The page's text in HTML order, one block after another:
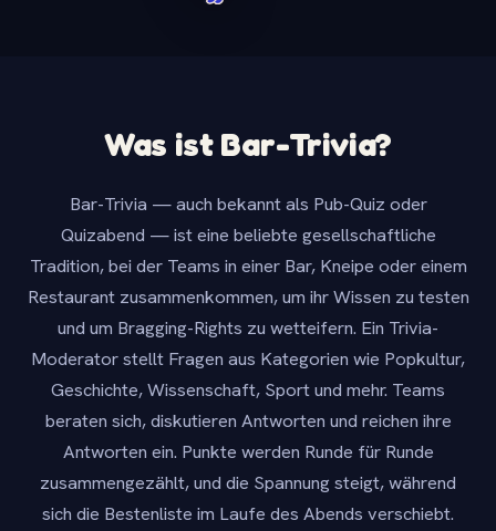
Was ist Bar-Trivia?
Bar-Trivia — auch bekannt als Pub-Quiz oder
Quizabend — ist eine beliebte gesellschaftliche
Tradition, bei der Teams in einer Bar, Kneipe oder einem
Restaurant zusammenkommen, um ihr Wissen zu testen
und um Bragging-Rights zu wetteifern. Ein Trivia-
Moderator stellt Fragen aus Kategorien wie Popkultur,
Geschichte, Wissenschaft, Sport und mehr. Teams
beraten sich, diskutieren Antworten und reichen ihre
Antworten ein. Punkte werden Runde für Runde
zusammengezählt, und die Spannung steigt, während
sich die Bestenliste im Laufe des Abends verschiebt.